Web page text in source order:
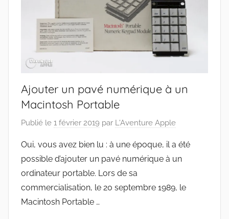
Ajouter un pavé numérique à un
Macintosh Portable
Publié le 1 février 2019 par L'Aventure Apple
Oui, vous avez bien lu : à une époque, il a été
possible d’ajouter un pavé numérique à un
ordinateur portable. Lors de sa
commercialisation, le 20 septembre 1989, le
Macintosh Portable …